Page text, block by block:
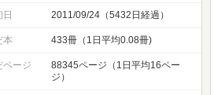
日 2011/09/24（5432日経過）
本 433冊（1日平均0.08冊)
ページ
88345ページ（1日平均16ペー
ジ）